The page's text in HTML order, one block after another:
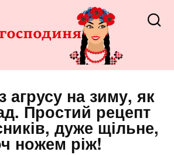
на зиму, як
Простий рецепт
дуже щільне,
ножем ріж!